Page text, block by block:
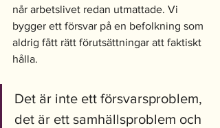
når arbetslivet redan utmattade. Vi
bygger ett försvar på en befolkning som
aldrig fått rätt förutsättningar att faktiskt
hålla.
Det är inte ett försvarsproblem,
det är ett samhällsproblem och